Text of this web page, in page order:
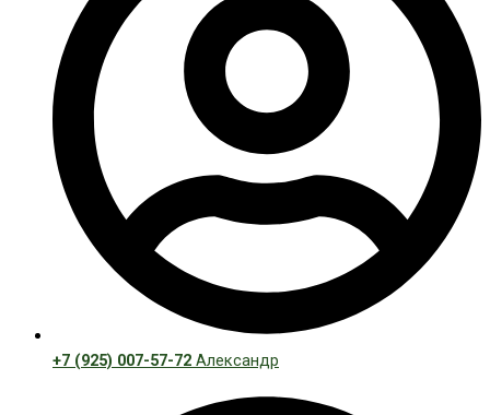
+7 (925) 007-57-72 Александр